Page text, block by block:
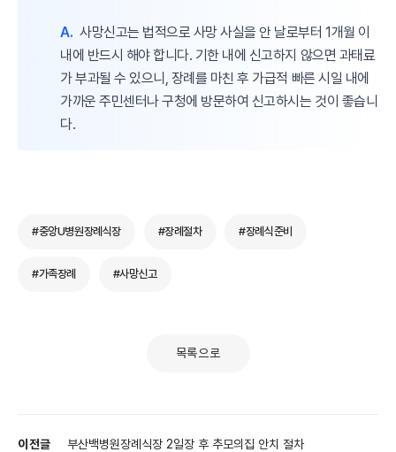
A. 사망신고는 법적으로 사망 사실을 안 날로부터 1개월 이
내에 반드시 해야 합니다. 기한 내에 신고하지 않으면 과태료
가 부과될 수 있으니, 장례를 마친 후 가급적 빠른 시일 내에
가까운 주민센터나 구청에 방문하여 신고하시는 것이 좋습니
다.
#중앙U병원장례식장 #장례절차 #장례식준비
#가족장례 #사망신고
목록으로
이전글 부산백병원장례식장 2일장 후 추모의집 안치 절차